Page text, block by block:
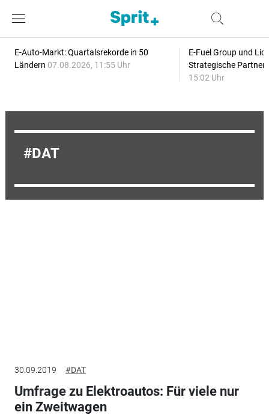
E-Auto-Markt: Quartalsrekorde in 50
Ländern 07.08.2026, 11:55 Uhr
E-Fuel Group und
Strategische
15:02 Uhr
DAT
30.09.2019 #DAT
Umfrage zu Elektroautos: Für viele nur
ein Zweitwagen